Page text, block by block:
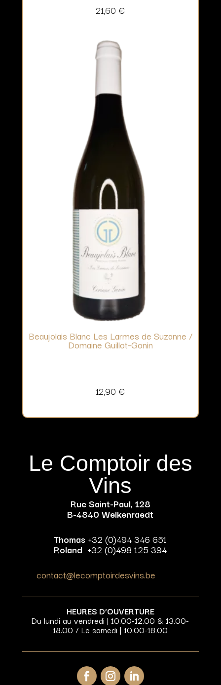
21,60 €
Beaujolais Blanc Les Larmes de Suzanne /
Domaine Guillot-Gonin
12,90 €
Le Comptoir des
Vins
Rue Saint-Paul, 128
B-4840 Welkenraedt
Thomas +32 (0)494 346 651
Roland +32 (0)498 125 394
contact@lecomptoirdesvins.be
HEURES D’OUVERTURE
Du lundi au vendredi | 10.00-12.00 & 13.00-
18.00 / Le samedi | 10.00-18.00